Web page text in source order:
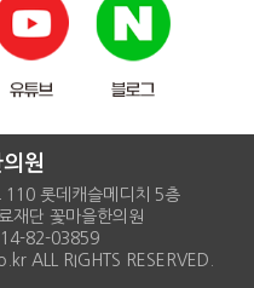
원
110 롯데캐슬메디치 5층
재단 꽃마을한의원
82-03859
ALL RIGHTS RESERVED.